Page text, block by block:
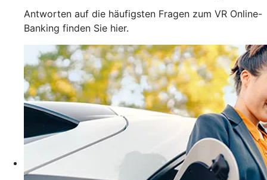
Antworten auf die häufigsten Fragen zum VR Online-
Banking finden Sie hier.